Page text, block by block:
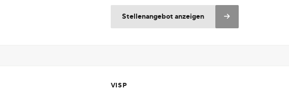
Stellenangebot anzeigen
VISP